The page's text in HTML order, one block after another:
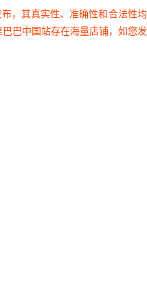
，其真实性、准确性和合法性
巴中国站存在海量店铺，如您